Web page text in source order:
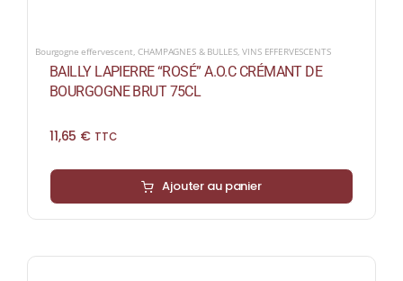
Bourgogne effervescent,CHAMPAGNES & BULLES,VINS EFFERVESCENTS
BAILLY LAPIERRE “ROSÉ” A.O.C CRÉMANT DE
BOURGOGNE BRUT 75CL
11,65 € TTC
Ajouter au panier